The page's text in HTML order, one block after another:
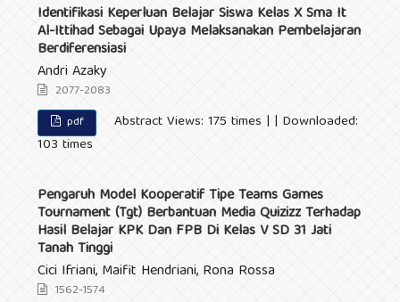
Identifikasi Keperluan Belajar Siswa Kelas X Sma It
Al-Ittihad Sebagai Upaya Melaksanakan Pembelajaran
Berdiferensiasi
Andri Azaky
2077-2083
pdf
Abstract Views: 175 times | | Downloaded:
103 times
Pengaruh Model Kooperatif Tipe Teams Games
Tournament (Tgt) Berbantuan Media Quizizz Terhadap
Hasil Belajar KPK Dan FPB Di Kelas V SD 31 Jati
Tanah Tinggi
Cici Ifriani, Maifit Hendriani, Rona Rossa
1562-1574